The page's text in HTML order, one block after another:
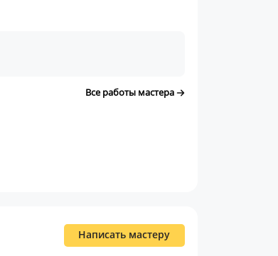
Все работы мастера
Написать мастеру